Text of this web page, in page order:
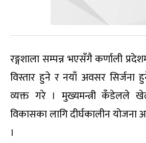
रङ्गशाला सम्पन्न भएसँगै कर्णाली
विस्तार हुने र नयाँ अवसर सिर्जना
व्यक्त गरे । मुख्यमन्त्री कँडेलले
विकासका लागि दीर्घकालीन
।